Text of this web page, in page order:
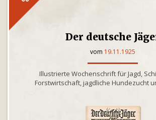
Der deutsche
vom 19.11.1925
Illustrierte Wochenschrift für Jagd,
Forstwirtschaft, jagdliche Hundezucht